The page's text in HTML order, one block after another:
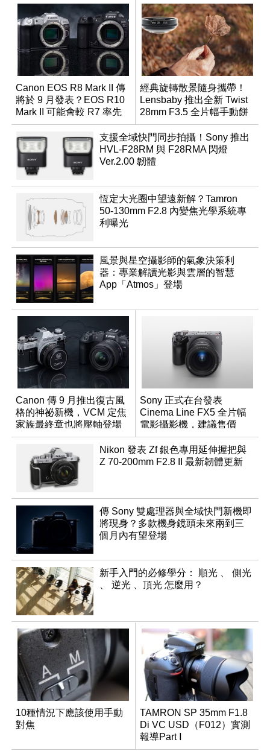
Canon EOS R8 Mark II 傳
將於 9 月發表？EOS R10
Mark II 可能會較 R7 率先
推出
經典旋轉散景隨身攜帶！
Lensbaby 推出全新 Twist
28mm F3.5 全片幅手動餅
乾鏡
支援全域快門同步拍攝！Sony 推出
HVL-F28RM 與 F28RMA 閃燈
Ver.2.00 韌體
恆定大光圈中望遠新解？Tamron
50-130mm F2.8 內變焦光學系統專
利曝光
風景與星空攝影師的氣象決策利
器：專業解讀光影與雲層的智慧
App「Atmos」登場
Canon 傳 9 月推出復古風
格的神祕新機，VCM 定焦
家族最終章也將壓軸登場
Sony 正式在台發表
Cinema Line FX5 全片幅
電影攝影機，建議售價
NT$144,980
Nikon 發表 Zf 銀色專用延伸握把與
Z 70-200mm F2.8 II 最新韌體更新
傳 Sony 雙處理器與全域快門新機即
將現身？多款機身鏡頭未來兩到三
個月內有望登場
新手入門的必修學分： 順光 、 側光
、 逆光 、頂光 怎麼用？
10種情況下應該使用手動
對焦
TAMRON SP 35mm F1.8
Di VC USD（F012）實測
報導Part Ⅰ